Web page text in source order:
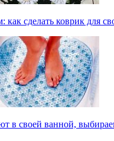
как сделать коврик для
в своей ванной,